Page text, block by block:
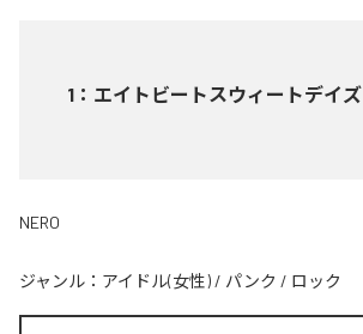
1 ： エイトビートスウィートデイズ
NERO
ジャンル： アイドル(女性) / パンク / ロック